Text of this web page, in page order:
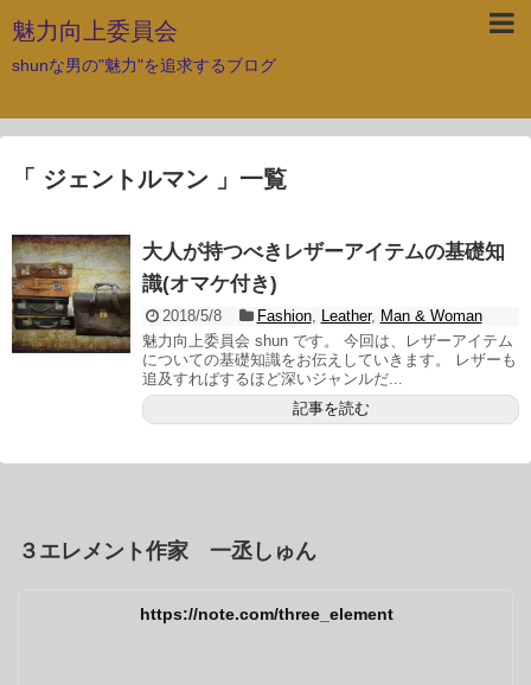
魅力向上委員会
shunな男の"魅力"を追求するブログ
「 ジェントルマン 」一覧
大人が持つべきレザーアイテムの基礎知
識(オマケ付き)
2018/5/8 Fashion, Leather, Man & Woman
魅力向上委員会 shun です。 今回は、レザーアイテム
についての基礎知識をお伝えしていきます。 レザーも
追及すればするほど深いジャンルだ...
記事を読む
３エレメント作家 一丞しゅん
https://note.com/three_element